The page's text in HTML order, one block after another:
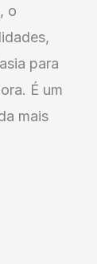
o
para
É um
mais